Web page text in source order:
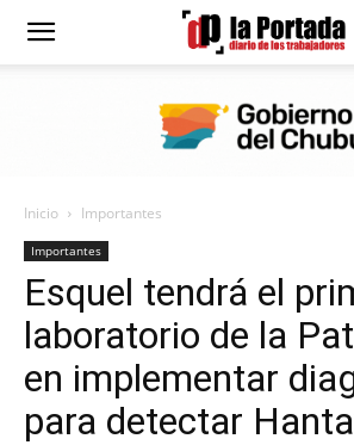
Diario
Portada
Inicio Importantes
Importantes
Esquel tendrá el
laboratorio de la
en implementar
para detectar